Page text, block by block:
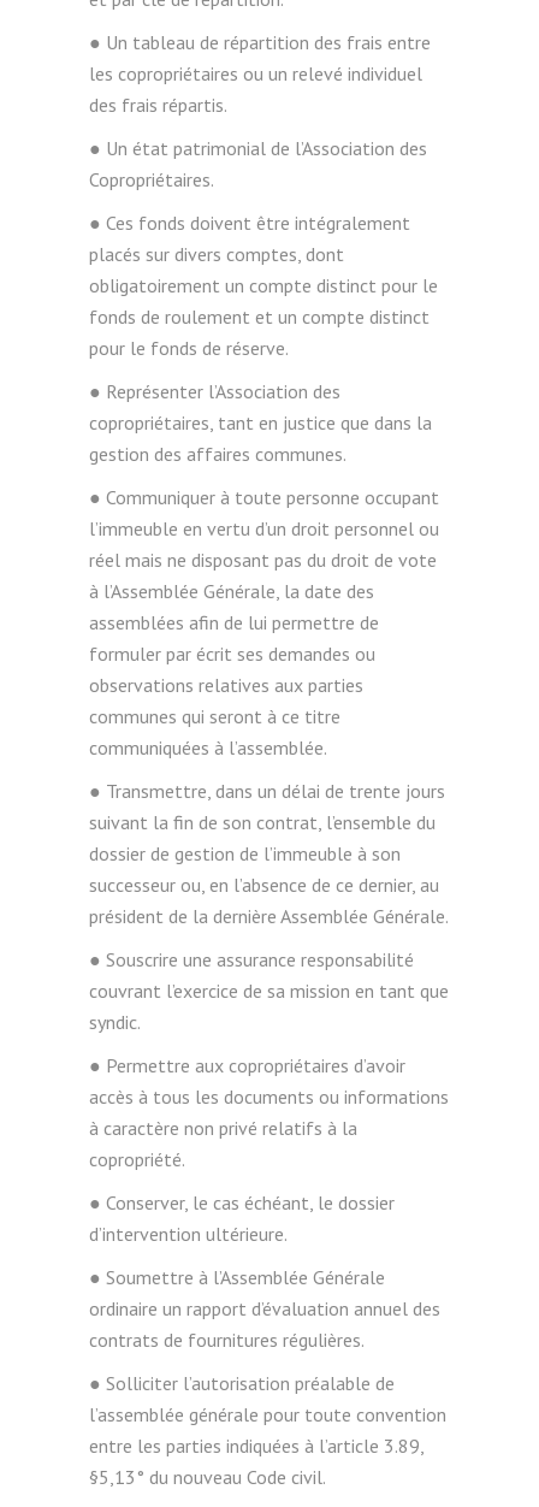
● Un tableau de répartition des frais entre
les copropriétaires ou un relevé individuel
des frais répartis.
● Un état patrimonial de l’Association des
Copropriétaires.
● Ces fonds doivent être intégralement
placés sur divers comptes, dont
obligatoirement un compte distinct pour le
fonds de roulement et un compte distinct
pour le fonds de réserve.
● Représenter l’Association des
copropriétaires, tant en justice que dans la
gestion des affaires communes.
● Communiquer à toute personne occupant
l’immeuble en vertu d’un droit personnel ou
réel mais ne disposant pas du droit de vote
à l’Assemblée Générale, la date des
assemblées afin de lui permettre de
formuler par écrit ses demandes ou
observations relatives aux parties
communes qui seront à ce titre
communiquées à l’assemblée.
● Transmettre, dans un délai de trente jours
suivant la fin de son contrat, l’ensemble du
dossier de gestion de l’immeuble à son
successeur ou, en l’absence de ce dernier, au
président de la dernière Assemblée Générale.
● Souscrire une assurance responsabilité
couvrant l’exercice de sa mission en tant que
syndic.
● Permettre aux copropriétaires d’avoir
accès à tous les documents ou informations
à caractère non privé relatifs à la
copropriété.
● Conserver, le cas échéant, le dossier
d’intervention ultérieure.
● Soumettre à l’Assemblée Générale
ordinaire un rapport d’évaluation annuel des
contrats de fournitures régulières.
● Solliciter l’autorisation préalable de
l’assemblée générale pour toute convention
entre les parties indiquées à l’article 3.89,
§5,13° du nouveau Code civil.